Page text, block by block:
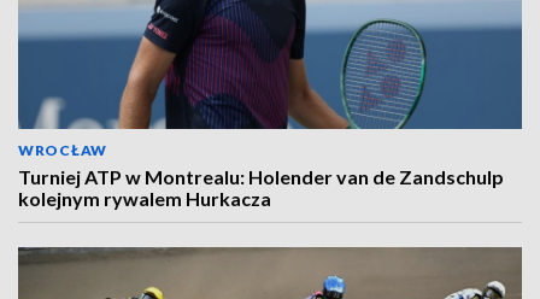
WROCŁAW
Turniej ATP w Montrealu: Holender van de Zandschulp
kolejnym rywalem Hurkacza